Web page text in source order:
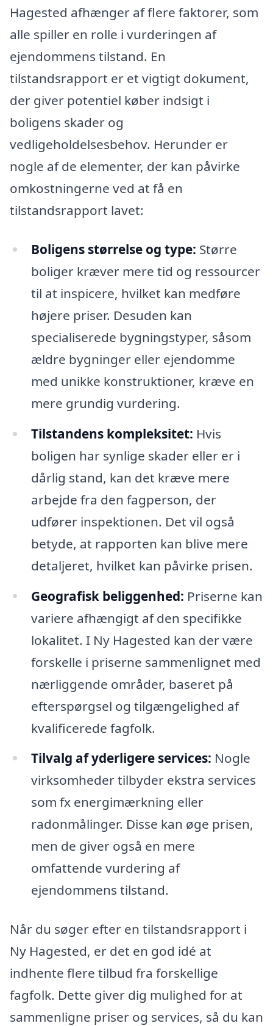
Hagested afhænger af flere faktorer, som
alle spiller en rolle i vurderingen af
ejendommens tilstand. En
tilstandsrapport er et vigtigt dokument,
der giver potentiel køber indsigt i
boligens skader og
vedligeholdelsesbehov. Herunder er
nogle af de elementer, der kan påvirke
omkostningerne ved at få en
tilstandsrapport lavet:
Boligens størrelse og type: Større
boliger kræver mere tid og ressourcer
til at inspicere, hvilket kan medføre
højere priser. Desuden kan
specialiserede bygningstyper, såsom
ældre bygninger eller ejendomme
med unikke konstruktioner, kræve en
mere grundig vurdering.
Tilstandens kompleksitet: Hvis
boligen har synlige skader eller er i
dårlig stand, kan det kræve mere
arbejde fra den fagperson, der
udfører inspektionen. Det vil også
betyde, at rapporten kan blive mere
detaljeret, hvilket kan påvirke prisen.
Geografisk beliggenhed: Priserne kan
variere afhængigt af den specifikke
lokalitet. I Ny Hagested kan der være
forskelle i priserne sammenlignet med
nærliggende områder, baseret på
efterspørgsel og tilgængelighed af
kvalificerede fagfolk.
Tilvalg af yderligere services: Nogle
virksomheder tilbyder ekstra services
som fx energimærkning eller
radonmålinger. Disse kan øge prisen,
men de giver også en mere
omfattende vurdering af
ejendommens tilstand.
Når du søger efter en tilstandsrapport i
Ny Hagested, er det en god idé at
indhente flere tilbud fra forskellige
fagfolk. Dette giver dig mulighed for at
sammenligne priser og services, så du kan